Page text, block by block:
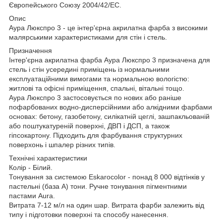
Європейського Союзу 2004/42/EC.
Опис
Аура Люкспро 3 - це інтер'єрна акрилатна фарба з високими
малярськими характеристиками для стін і стель.
Призначення
Інтер'єрна акрилатна фарба Аура Люкспро 3 призначена для
стель і стін усередині приміщень із нормальними
експлуатаційними вимогами та нормальною вологістю:
житлові та офісні приміщення, спальні, вітальні тощо.
Аура Люкспро 3 застосовується по нових або раніше
пофарбованих водно-дисперсійними або алкідними фарбами
основах: бетону, газобетону, силікатній цеглі, зашпакльованій
або поштукатуреній поверхні, ДВП і ДСП, а також
гіпсокартону. Підходить для фарбування структурних
поверхонь і шпалер різних типів.
Технічні характеристики
Колір - Білий.
Тонування за системою Eskarocolor - понад 8 000 відтінків у
пастельні (база А) тони. Ручне тонування пігментними
пастами Aura.
Витрата 7-12 м/л на один шар. Витрата фарби залежить від
типу і підготовки поверхні та способу нанесення.